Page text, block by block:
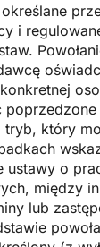
i
tryb, który
ustawy o
między
lub